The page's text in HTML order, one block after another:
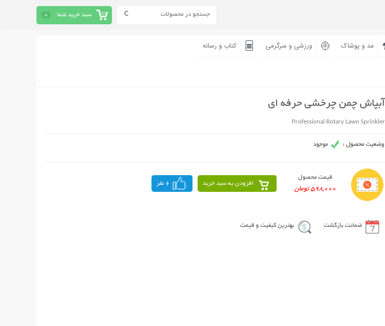
سبد خرید شما 0
مد و پوشاک ورزشی و سرگرمی کتاب و رسانه
آبپاش چمن چرخشی حرفه ای
Professional Rotary Lawn Sprinkler
قیمت محصول
598,000 تومان
افزودن به سبد خرید 6 نفر
ضمانت بازگشت بهترین کیفیت و قیمت